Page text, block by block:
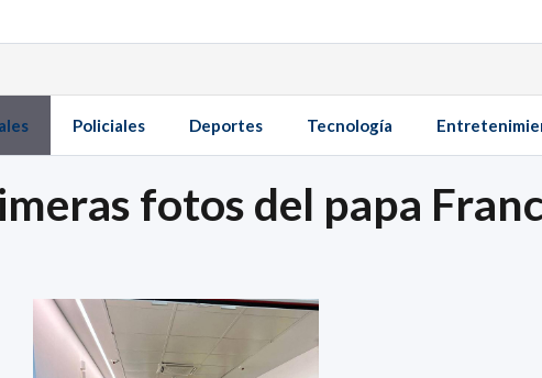
Policiales Deportes Tecnología
fotos del papa